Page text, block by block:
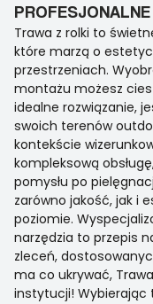
Trawa z rolki to
które marzą o
przestrzeniach.
montażu możesz
idealne rozwiązanie,
swoich terenów
kontekście
kompleksową
pomysłu po
zarówno jakość, jak i
poziomie.
narzędzia to przepis
zleceń,
ma co ukrywać,
instytucji! Wybierając